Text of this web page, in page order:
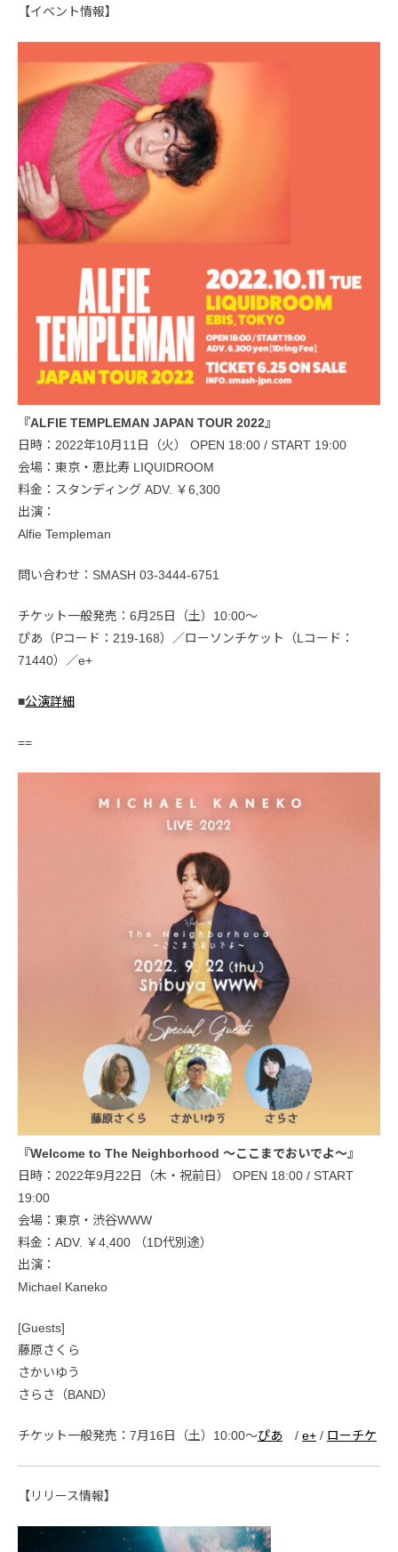
【イベント情報】
『ALFIE TEMPLEMAN JAPAN TOUR 2022』
日時：2022年10月11日（火） OPEN 18:00 / START 19:00
会場：東京・恵比寿 LIQUIDROOM
料金：スタンディング ADV. ￥6,300
出演：
Alfie Templeman
問い合わせ：SMASH 03-3444-6751
チケット一般発売：6月25日（土）10:00～
ぴあ（Pコード：219-168）／ローソンチケット（Lコード：
71440）／e+
■公演詳細
==
『Welcome to The Neighborhood 〜ここまでおいでよ〜』
日時：2022年9月22日（木・祝前日） OPEN 18:00 / START
19:00
会場：東京・渋谷WWW
料金：ADV. ￥4,400 （1D代別途）
出演：
Michael Kaneko
[Guests]
藤原さくら
さかいゆう
さらさ（BAND）
チケット一般発売：7月16日（土）10:00〜ぴあ / e+ / ローチケ
【リリース情報】